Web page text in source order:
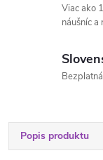
Viac ako
náušníc
Popis produktu